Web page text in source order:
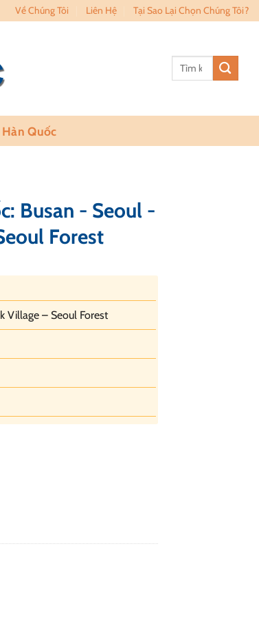
Về Chúng Tôi Liên Hệ Tại Sao Lại Chọn Chúng Tôi?
Tìm
Quốc
Busan - Seoul -
Forest
Village – Seoul Forest
Folk Village - Seoul Forest số lượng